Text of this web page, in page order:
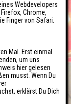
Webdevelopers
Chrome,
Finger von Safari.
Mal. Erst einmal
um uns
hier gelesen
musst. Wenn Du
erklärst Du Dich